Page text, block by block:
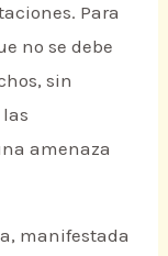
Para
no se debe
sin
amenaza
manifestada